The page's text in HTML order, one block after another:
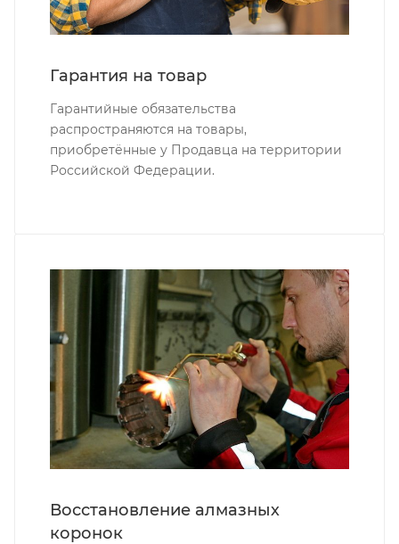
Гарантия на товар
Гарантийные обязательства
распространяются на товары,
приобретённые у Продавца на территории
Российской Федерации.
Восстановление алмазных
коронок